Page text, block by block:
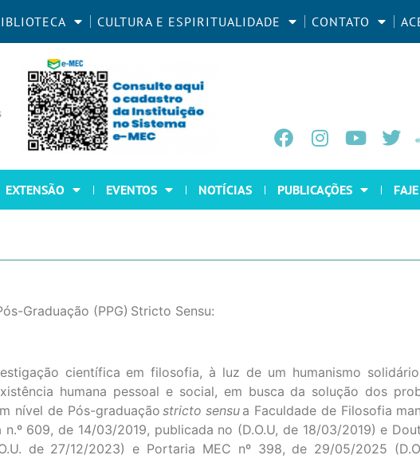
CULTURA E ESPIRITUALIDADE CONTATO
EXTENSÃO EVENTOS NOTÍCIAS PUBLICAÇÕES
Graduação (PPG) Stricto Sensu:
científica em filosofia, à luz de um humanismo
humana pessoal e social, em busca da solução dos
nível de Pós-graduação stricto sensu a Faculdade de Filosofia
609, de 14/03/2019, publicada no (D.O.U, de 18/03/2019) e
de 27/12/2023) e Portaria MEC nº 398, de 29/05/2025